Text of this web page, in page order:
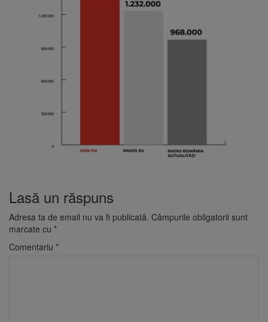
Lasă un răspuns
Adresa ta de email nu va fi publicată. Câmpurile obligatorii sunt
marcate cu *
Comentariu *